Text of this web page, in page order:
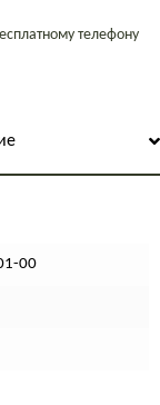
телефону
00